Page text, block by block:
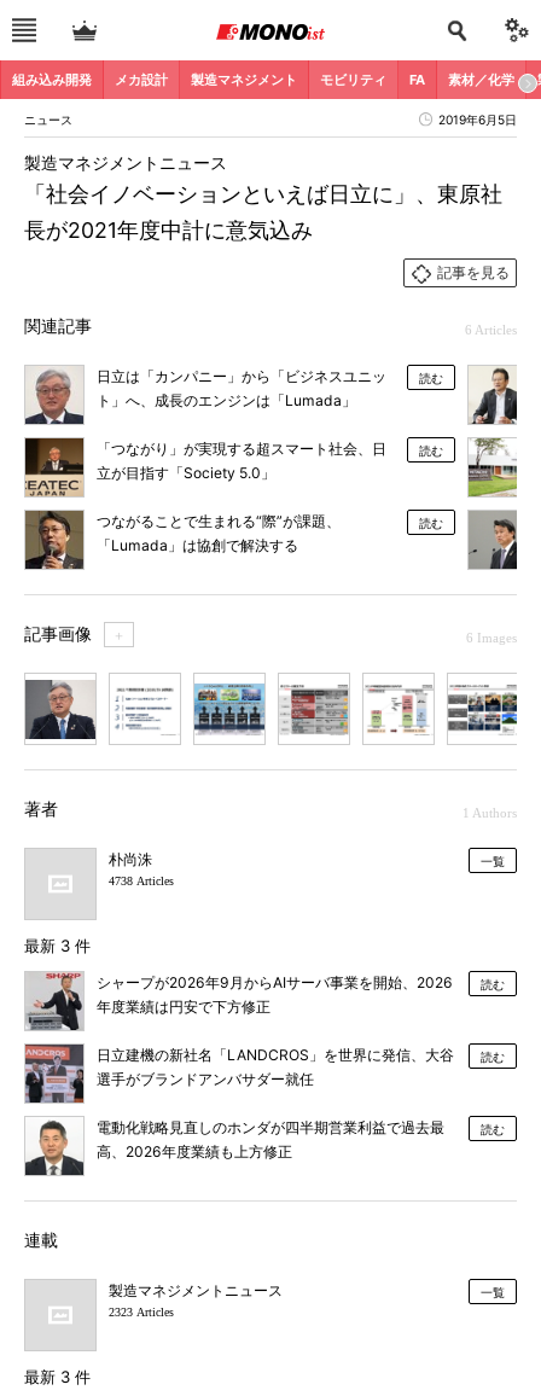
組み込み開発 メカ設計 製造マネジメント モビリティ FA 素材／化学
ニュース 2019年6月5日
「社会イノベーションといえば日立に」、東原社
長が2021年度中計に意気込み
製造マネジメントニュース
記事を見る
関連記事 6 Articles
日立は「カンパニー」から「ビジネスユニッ
ト」へ、成長のエンジンは「Lumada」
読む
「つながり」が実現する超スマート社会、日
立が目指す「Society 5.0」
読む
つながることで生まれる“際”が課題、
「Lumada」は協創で解決する
読む
記事画像 ＋ 6 Images
著者 1 Authors
朴尚洙
4738 Articles
一覧
最新 3 件
シャープが2026年9月からAIサーバ事業を開始、2026
年度業績は円安で下方修正
読む
日立建機の新社名「LANDCROS」を世界に発信、大谷
選手がブランドアンバサダー就任
読む
電動化戦略見直しのホンダが四半期営業利益で過去最
高、2026年度業績も上方修正
読む
連載
製造マネジメントニュース
2323 Articles
一覧
最新 3 件